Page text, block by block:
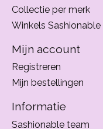
Collectie per merk
Winkels Sashionable
Mijn account
Registreren
Mijn bestellingen
Informatie
Sashionable team